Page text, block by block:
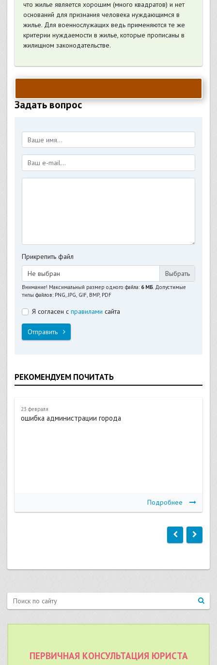
что жилье является хорошим (много квадратов) и нет
оснований для признания человека нуждающимся в
жилье. Для военнослужащих ведь применяются те же
критерии нуждаемости в жилье, которые прописаны в
жилищном законодательстве.
Задать вопрос
Прикрепить файл
Не выбран
Внимание! Максимальный размер одного файла: 6 МБ. Допустимые
типы файлов: PNG, JPG, GIF, BMP, PDF
Я согласен с правилами сайта
Отправить
РЕКОМЕНДУЕМ ПОЧИТАТЬ
23 февраля
ошибка администрации города
Подробнее
ПЕРВИЧНАЯ КОНСУЛЬТАЦИЯ ЮРИСТА